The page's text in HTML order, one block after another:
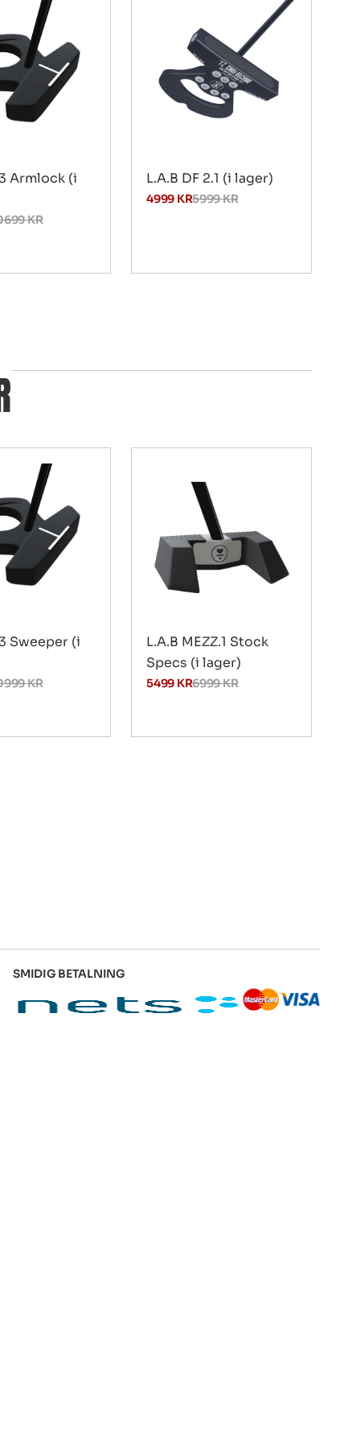
Armlock (i
KR
L.A.B DF 2.1 (i lager)
5999KR
4999 KR
Sweeper (i
KR
L.A.B MEZZ.1 Stock
Specs (i lager)
6999KR
5499 KR
SMIDIG BETALNING